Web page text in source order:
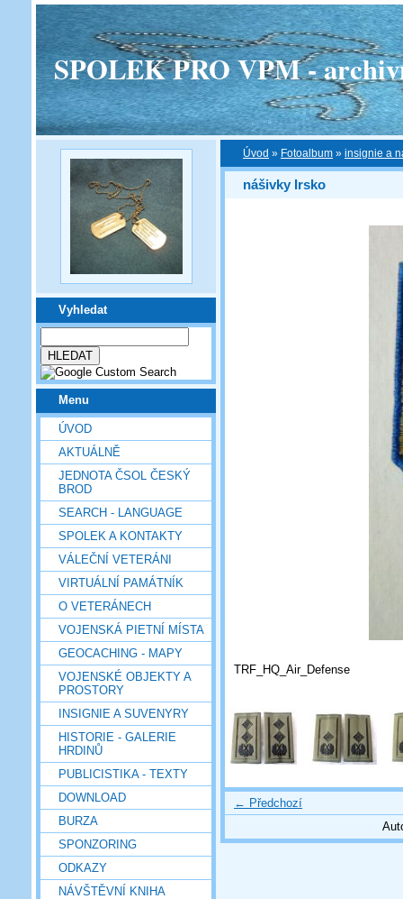
SPOLEK PRO VPM -
Vyhledat
Menu
ÚVOD
AKTUÁLNĚ
JEDNOTA ČSOL ČESKÝ
BROD
SEARCH - LANGUAGE
SPOLEK A KONTAKTY
VÁLEČNÍ VETERÁNI
VIRTUÁLNÍ PAMÁTNÍK
O VETERÁNECH
VOJENSKÁ PIETNÍ MÍSTA
GEOCACHING - MAPY
VOJENSKÉ OBJEKTY A
PROSTORY
INSIGNIE A SUVENYRY
HISTORIE - GALERIE
HRDINŮ
PUBLICISTIKA - TEXTY
DOWNLOAD
BURZA
SPONZORING
ODKAZY
NÁVŠTĚVNÍ KNIHA
Úvod » Fotoalbum » insignie a
nášivky Irsko
TRF_HQ_Air_Defense
← Předchozí